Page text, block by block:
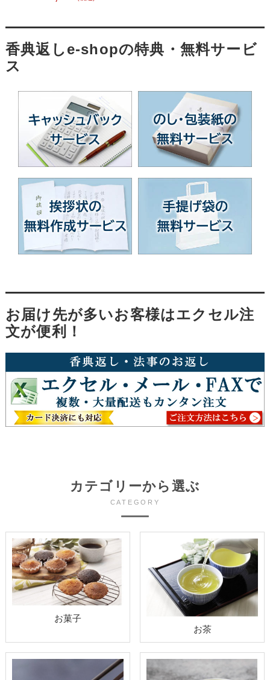
香典返しe-shopの特典・無料サービ
ス
お届け先が多いお客様はエクセル注
文が便利！
カテゴリーから選ぶ
CATEGORY
お菓子
お茶